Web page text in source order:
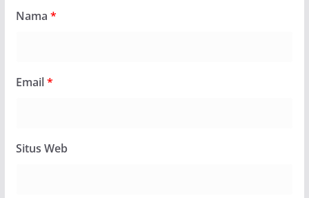
Nama *
Email*
Situs Web